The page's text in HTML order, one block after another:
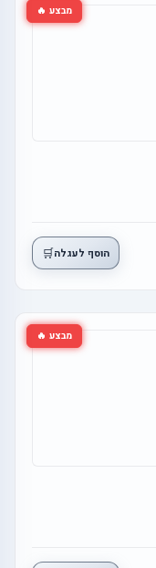
מבצע 🔥
הוסף לעגלה🛒
מבצע 🔥